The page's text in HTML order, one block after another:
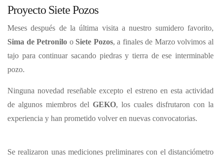
Proyecto Siete Pozos
Meses después de la última visita a nuestro sumidero favorito,
Sima de Petronilo o Siete Pozos, a finales de Marzo volvimos al
tajo para continuar sacando piedras y tierra de ese interminable
pozo.
Ninguna novedad reseñable excepto el estreno en esta actividad
de algunos miembros del GEKO, los cuales disfrutaron con la
experiencia y han prometido volver en nuevas convocatorias.
Se realizaron unas mediciones preliminares con el distanciómetro